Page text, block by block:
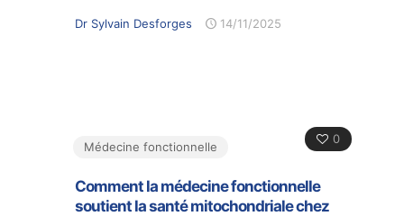
Dr Sylvain Desforges 14/11/2025
0
Médecine fonctionnelle
Comment la médecine fonctionnelle
soutient la santé mitochondriale chez